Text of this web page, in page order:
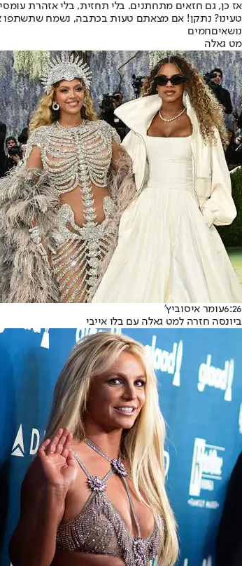
אז כן, גם חזאים מתחתנים. בלי תחזית, בלי אזהרת
טעינו? נתקן! אם מצאתם טעות בכתבה, נשמח שתשתפו
נושאיםחמים
מט גאלה
6:26עומר איסוביץ'
ביונסה חזרה למט גאלה עם בלו אייבי